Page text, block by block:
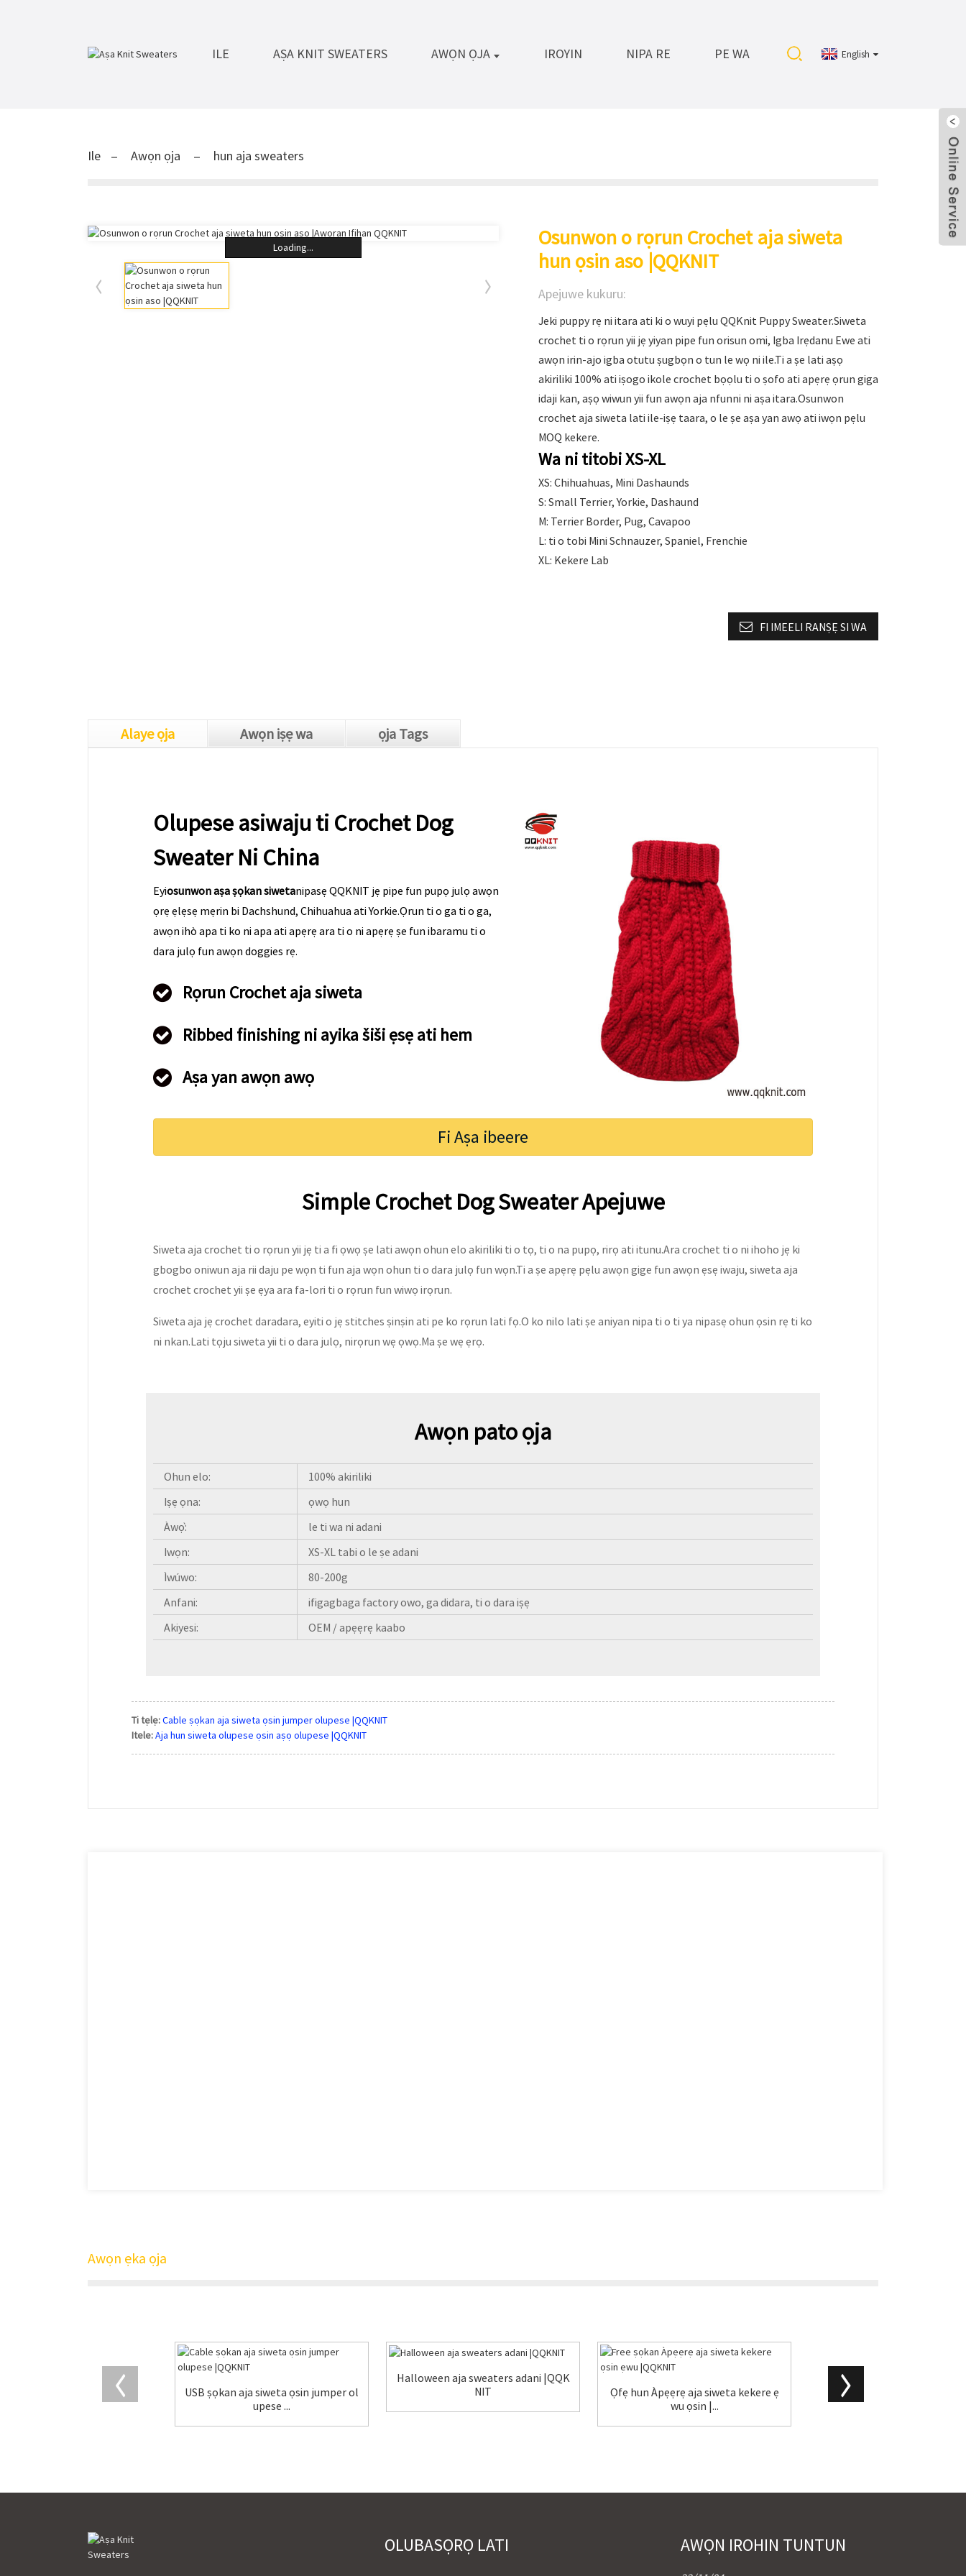
ILE AṢA KNIT SWEATERS AWỌN ỌJA IROYIN NIPA RE PE WA English
Ile Awọn ọja hun aja sweaters
Loading...
Osunwon o rọrun Crochet aja siweta
hun ọsin aso |QQKNIT
Apejuwe kukuru:
Jeki puppy rẹ ni itara ati ki o wuyi pẹlu QQKnit Puppy Sweater.Siweta
crochet ti o rọrun yii jẹ yiyan pipe fun orisun omi, Igba Irẹdanu Ewe ati
awọn irin-ajo igba otutu ṣugbọn o tun le wọ ni ile.Ti a ṣe lati aṣọ
akiriliki 100% ati iṣogo ikole crochet bọọlu ti o ṣofo ati apẹrẹ ọrun giga
idaji kan, aṣọ wiwun yii fun awọn aja nfunni ni aṣa itara.Osunwon
crochet aja siweta lati ile-iṣẹ taara, o le ṣe aṣa yan awọ ati iwọn pẹlu
MOQ kekere.
Wa ni titobi XS-XL
XS: Chihuahuas, Mini Dashaunds
S: Small Terrier, Yorkie, Dashaund
M: Terrier Border, Pug, Cavapoo
L: ti o tobi Mini Schnauzer, Spaniel, Frenchie
XL: Kekere Lab
FI IMEELI RANṢẸ SI WA
Alaye ọja Awọn iṣẹ wa ọja Tags
Olupese asiwaju ti Crochet Dog
Sweater Ni China
Eyiosunwon aṣa ṣọkan siwetanipasẹ QQKNIT jẹ pipe fun pupọ julọ awọn
ọrẹ ẹlẹsẹ mẹrin bi Dachshund, Chihuahua ati Yorkie.Ọrun ti o ga ti o ga,
awọn ihò apa ti ko ni apa ati apẹrẹ ara ti o ni apẹrẹ ṣe fun ibaramu ti o
dara julọ fun awọn doggies rẹ.
Rọrun Crochet aja siweta
Ribbed finishing ni ayika šiši ẹsẹ ati hem
Aṣa yan awọn awọ
Fi Aṣa ibeere
Simple Crochet Dog Sweater Apejuwe
Siweta aja crochet ti o rọrun yii jẹ ti a fi ọwọ ṣe lati awọn ohun elo akiriliki ti o tọ, ti o na pupọ, rirọ ati itunu.Ara crochet ti o ni ihoho jẹ ki
gbogbo oniwun aja rii daju pe wọn ti fun aja wọn ohun ti o dara julọ fun wọn.Ti a ṣe apẹrẹ pẹlu awọn gige fun awọn ẹsẹ iwaju, siweta aja
crochet crochet yii ṣe ẹya ara fa-lori ti o rọrun fun wiwọ irọrun.
Siweta aja jẹ crochet daradara, eyiti o jẹ stitches ṣinṣin ati pe ko rọrun lati fọ.O ko nilo lati ṣe aniyan nipa ti o ti ya nipasẹ ohun ọsin rẹ ti ko
ni nkan.Lati tọju siweta yii ti o dara julọ, nirọrun wẹ ọwọ.Ma ṣe wẹ ẹrọ.
Awọn pato ọja
Ohun elo:
100% akiriliki
Iṣẹ ọna:
ọwọ hun
Àwọ̀:
le ti wa ni adani
Iwọn:
XS-XL tabi o le ṣe adani
Ìwúwo:
80-200g
Anfani:
ifigagbaga factory owo, ga didara, ti o dara iṣẹ
Akiyesi:
OEM / apẹẹrẹ kaabo
Ti tẹlẹ:Cable ṣọkan aja siweta ọsin jumper olupese |QQKNIT
Itele:Aja hun siweta olupese ọsin aṣọ olupese |QQKNIT
Awọn ẹka ọja
USB ṣọkan aja siweta ọsin jumper ol
upese ...
Halloween aja sweaters adani |QQK
NIT
Ọfẹ hun Àpẹẹrẹ aja siweta kekere ẹ
wu ọsin |...
Ọwọ hun aja siweta osunwon
OLUBASỌRỌ LATI AWỌN IROHIN TUNTUN